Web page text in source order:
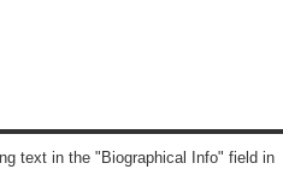
text in the "Biographical Info" field in